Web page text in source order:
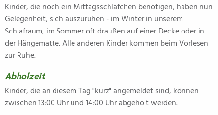
Kinder, die noch ein Mittagsschläfchen benötigen, haben nun
Gelegenheit, sich auszuruhen - im Winter in unserem
Schlafraum, im Sommer oft draußen auf einer Decke oder in
der Hängematte. Alle anderen Kinder kommen beim Vorlesen
zur Ruhe.
Abholzeit
Kinder, die an diesem Tag "kurz" angemeldet sind, können
zwischen 13:00 Uhr und 14:00 Uhr abgeholt werden.